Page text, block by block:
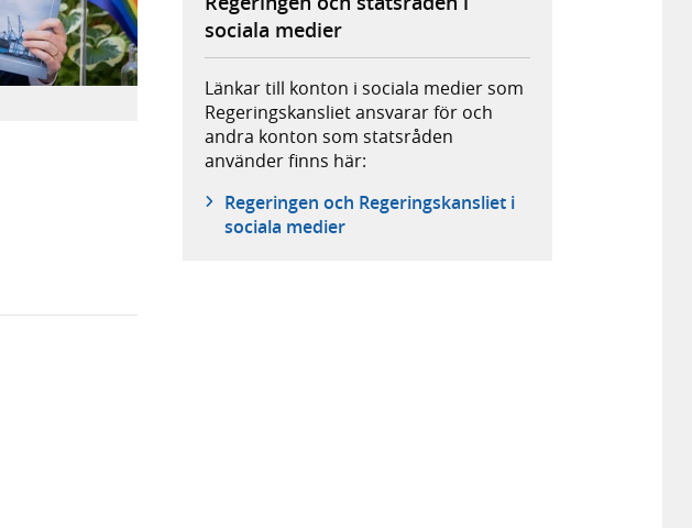
sociala medier
Länkar till konton i sociala medier som
Regeringskansliet ansvarar för och
andra konton som statsråden
använder finns här:
Regeringen och Regeringskansliet i
sociala medier